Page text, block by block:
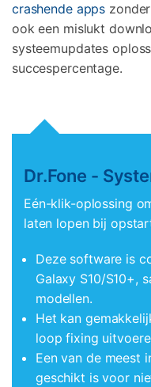
crashende apps
ook een mislukt
systeemupdates
succespercentage.
Dr.Fone -
Eén-klik-oplossing
laten lopen bij
Deze software is
Galaxy S10/S10+,
modellen.
Het kan
loop fixing
Een van de meest
geschikt is voor